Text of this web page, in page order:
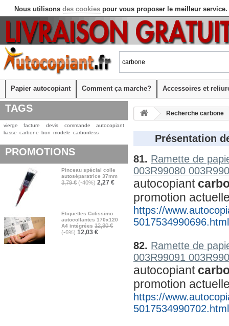
Nous utilisonsdes cookies pour vous proposer le meilleur service.
Papier autocopiant Comment ça marche? Accessoires et
TAGS
vierge facture devis commande
autocopiant
liasse carbone bon modele carbonless
PROMOTIONS
Pinceau spécial colle
autoséparatrice 37mm
3,79 € (-40%) 2,27 €
Etiquettes Colissimo
autocollantes 170x120
A4 intégrées 12,80 €
(-6%) 12,03 €
Recherche carbone
Présentation
81. Ramette de
003R99080
autocopiant
promotion
https://
5017534990696.html
82. Ramette de
003R99091
autocopiant
promotion
https://
5017534990702.html